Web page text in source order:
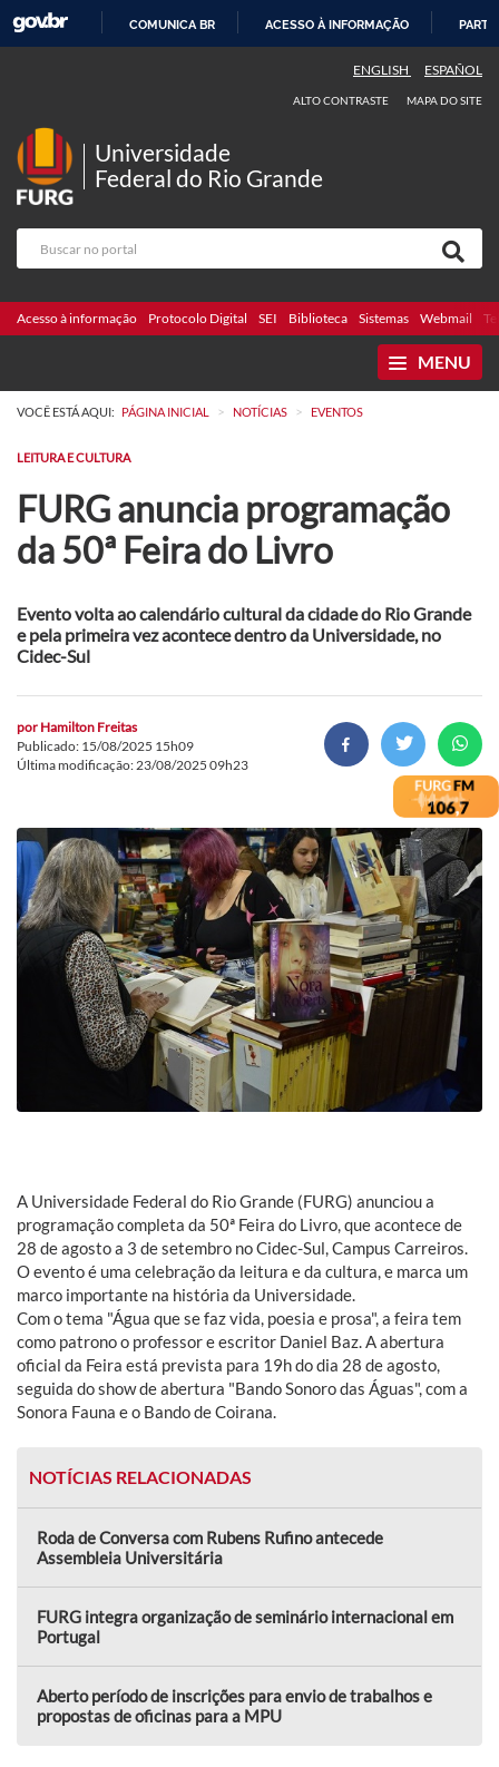
COMUNICA BR ACESSO À INFORMAÇÃO
ENGLISH ESPAÑOL
ALTO CONTRASTE MAPA DO SITE
Universidade
Federal do Rio Grande
Acesso à informação Protocolo Digital SEI Biblioteca Sistemas Webmail
MENU
VOCÊ ESTÁ AQUI: PÁGINA INICIAL > NOTÍCIAS > EVENTOS
LEITURA E CULTURA
FURG anuncia programação
da 50ª Feira do Livro
Evento volta ao calendário cultural da cidade do Rio Grande
e pela primeira vez acontece dentro da Universidade, no
Cidec-Sul
por Hamilton Freitas
Publicado: 15/08/2025 15h09
Última modificação: 23/08/2025 09h23
Foto: FURG
A Universidade Federal do Rio Grande (FURG) anunciou a
programação completa da 50ª Feira do Livro, que acontece de
28 de agosto a 3 de setembro no Cidec-Sul, Campus Carreiros.
O evento é uma celebração da leitura e da cultura, e marca um
marco importante na história da Universidade.
Com o tema "Água que se faz vida, poesia e prosa", a feira tem
como patrono o professor e escritor Daniel Baz. A abertura
oficial da Feira está prevista para 19h do dia 28 de agosto,
seguida do show de abertura "Bando Sonoro das Águas", com a
Sonora Fauna e o Bando de Coirana.
NOTÍCIAS RELACIONADAS
Roda de Conversa com Rubens Rufino antecede
Assembleia Universitária
FURG integra organização de seminário internacional em
Portugal
Aberto período de inscrições para envio de trabalhos e
propostas de oficinas para a MPU